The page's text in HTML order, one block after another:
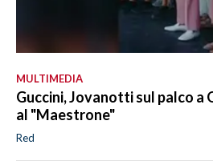
MULTIMEDIA
Guccini, Jovanotti sul palco a
al "Maestrone"
Red